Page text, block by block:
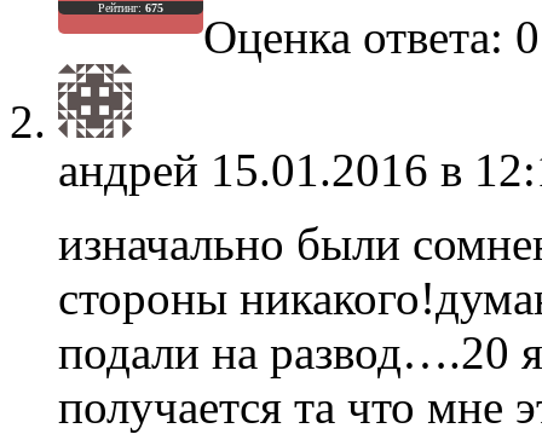
Рейтинг: 675
Оценка ответа:
андрей 15.01.2016 в
изначально были
стороны
подали на развод….20
получается та что мне